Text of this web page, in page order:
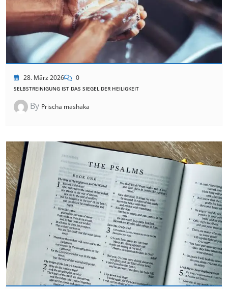
28. März 2026 0
SELBSTREINIGUNG IST DAS SIEGEL DER HEILIGKEIT
By Prischa mashaka